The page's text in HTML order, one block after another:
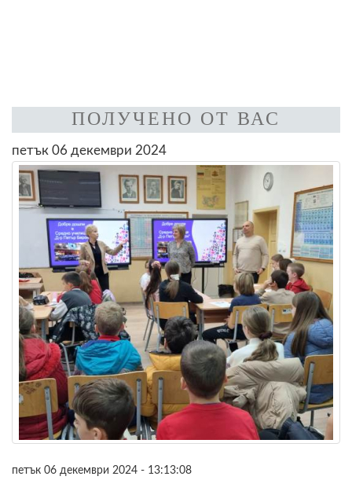
ПОЛУЧЕНО ОТ ВАС
петък 06 декември 2024
петък 06 декември 2024 - 13:13:08